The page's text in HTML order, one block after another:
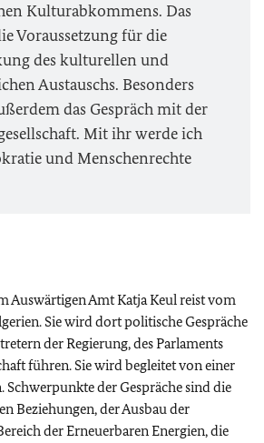
Kulturabkommens. Das
Voraussetzung für die
des kulturellen und
Austauschs. Besonders
das Gespräch mit der
Mit ihr werde ich
und Menschenrechte
Auswärtigen Amt Katja Keul reist vom
Sie wird dort politische Gespräche
der Regierung, des Parlaments
führen. Sie wird begleitet von einer
der Gespräche sind die
Beziehungen, der Ausbau der
der Erneuerbaren Energien, die